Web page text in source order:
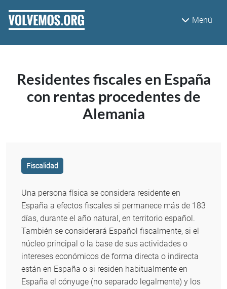
Menú
Residentes fiscales en España
con rentas procedentes de
Alemania
Fiscalidad
Una persona física se considera residente en
España a efectos fiscales si permanece más de 183
días, durante el año natural, en territorio español.
También se considerará Español fiscalmente, si el
núcleo principal o la base de sus actividades o
intereses económicos de forma directa o indirecta
están en España o si residen habitualmente en
España el cónyuge (no separado legalmente) y los